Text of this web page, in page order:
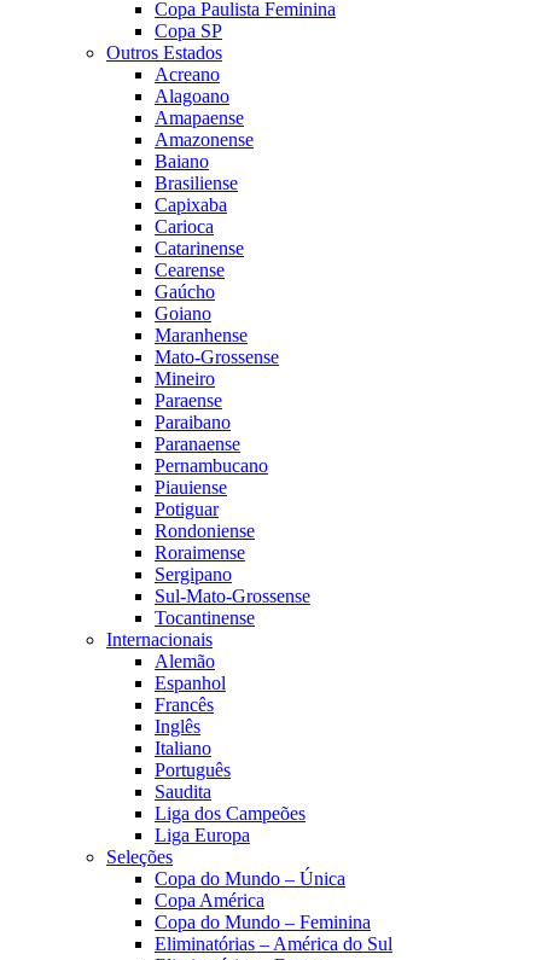
Copa Paulista Feminina
Copa SP
Outros Estados
Acreano
Alagoano
Amapaense
Amazonense
Baiano
Brasiliense
Capixaba
Carioca
Catarinense
Cearense
Gaúcho
Goiano
Maranhense
Mato-Grossense
Mineiro
Paraense
Paraibano
Paranaense
Pernambucano
Piauiense
Potiguar
Rondoniense
Roraimense
Sergipano
Sul-Mato-Grossense
Tocantinense
Internacionais
Alemão
Espanhol
Francês
Inglês
Italiano
Português
Saudita
Liga dos Campeões
Liga Europa
Seleções
Copa do Mundo – Única
Copa América
Copa do Mundo – Feminina
Eliminatórias – América do Sul